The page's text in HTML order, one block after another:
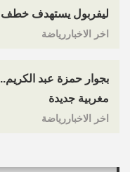
ليفربول يستهدف خطف
اخر الاخباررياضة
بجوار حمزة عبد
مغربية جديدة
اخر الاخباررياضة